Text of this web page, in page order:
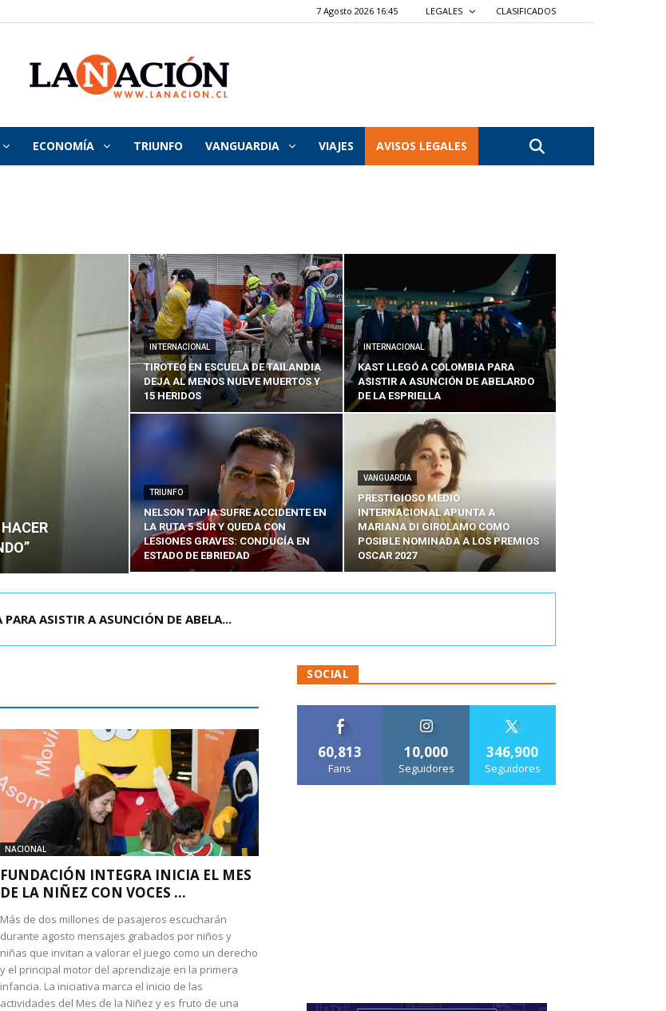
7 Agosto 2026 16:45 LEGALES CLASIFICADOS
La
Nación
ECONOMÍA TRIUNFO VANGUARDIA VIAJES AVISOS LEGALES
INTERNACIONAL
TIROTEO EN ESCUELA DE TAILANDIA
DEJA AL MENOS NUEVE MUERTOS Y
15 HERIDOS
INTERNACIONAL
KAST LLEGÓ A COLOMBIA PARA
ASISTIR A ASUNCIÓN DE ABELARDO
DE LA ESPRIELLA
TRIUNFO
NELSON TAPIA SUFRE ACCIDENTE EN
LA RUTA 5 SUR Y QUEDA CON
LESIONES GRAVES: CONDUCÍA EN
ESTADO DE EBRIEDAD
VANGUARDIA
PRESTIGIOSO MEDIO
INTERNACIONAL APUNTA A
MARIANA DI GIROLAMO COMO
POSIBLE NOMINADA A LOS PREMIOS
OSCAR 2027
ASISTIR A ASUNCIÓN DE ABELA...
NACIONAL
FUNDACIÓN INTEGRA INICIA EL MES
DE LA NIÑEZ CON VOCES ...
Más de dos millones de pasajeros escucharán
durante agosto mensajes grabados por niños y
niñas que invitan a valorar el juego como un derecho
y el principal motor del aprendizaje en la primera
infancia. La iniciativa marca el inicio de las
actividades del Mes de la Niñez y es fruto de una
SOCIAL
60,813
Fans
10,000
Seguidores
346,900
Seguidores